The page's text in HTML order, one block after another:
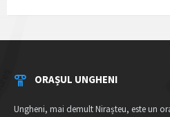
ORAȘUL UNGHENI
Ungheni, mai demult Nirașteu, este un